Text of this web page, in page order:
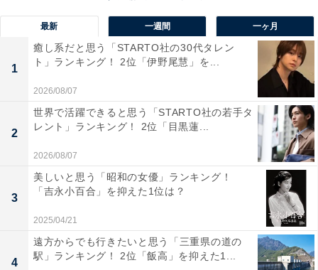
す。春の新緑、夏の涼しさ、秋の紅葉、冬の氷瀑と、四
季を通じて異なる表情を見せ、多くの観光客を惹きつけ
ています。
回答者からは「自分の中で滝と言えば真っ先に思い浮か
ぶのが華厳の滝なので、栃木県を選びました」（40代女
性／東京都）、「華厳の滝をはじめ、那須や日光などに
有名な滝が多くあります。自然と一体になったようなダ
イナミックな景観が楽しめ、季節ごとの表情も美しいで
す。アクセスも比較的しやすいのが嬉しいポイントで
す」（20代男性／静岡県）、「観光スポットが密集して
いるエリアで、壮大な滝がいくつもある為」（40代男性
／東京都）といった声が集まりました。
最新 一週間 一ヶ月
1
癒し系だと思う「STARTO社の30代タレン
ト」ランキング！ 2位「伊野尾慧」を...
2026/08/07
2
世界で活躍できると思う「STARTO社の若手タ
レント」ランキング！ 2位「目黒蓮...
2026/08/07
3
美しいと思う「昭和の女優」ランキング！
「吉永小百合」を抑えた1位は？
2025/04/21
4
遠方からでも行きたいと思う「三重県の道の
駅」ランキング！ 2位「飯高」を抑えた1...